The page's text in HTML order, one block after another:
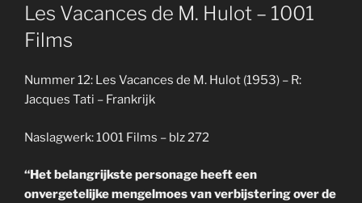
OP
Les Vacances de M. Hulot – 1001
Films
Nummer 12: Les Vacances de M. Hulot (1953) – R:
Jacques Tati – Frankrijk
Naslagwerk: 1001 Films – blz 272
“Het belangrijkste personage heeft een
onvergetelijke mengelmoes van verbijstering over de